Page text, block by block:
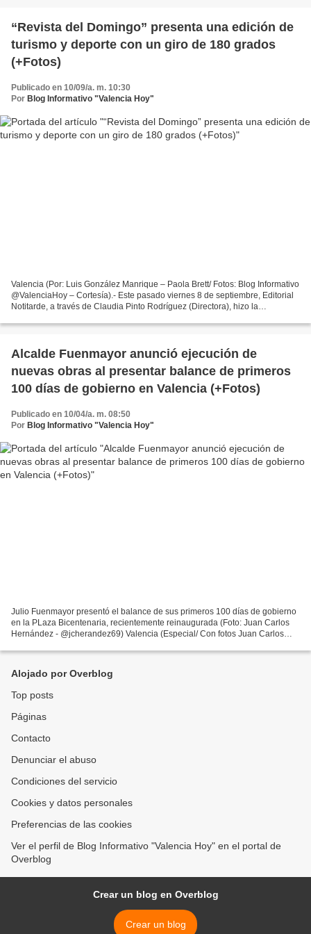
“Revista del Domingo” presenta una edición de
turismo y deporte con un giro de 180 grados
(+Fotos)
Publicado en 10/09/a. m. 10:30
Por Blog Informativo "Valencia Hoy"
Valencia (Por: Luis González Manrique – Paola Brett/ Fotos: Blog Informativo
@ValenciaHoy – Cortesía).- Este pasado viernes 8 de septiembre, Editorial
Notitarde, a través de Claudia Pinto Rodríguez (Directora), hizo la
Alcalde Fuenmayor anunció ejecución de
nuevas obras al presentar balance de primeros
100 días de gobierno en Valencia (+Fotos)
Publicado en 10/04/a. m. 08:50
Por Blog Informativo "Valencia Hoy"
Julio Fuenmayor presentó el balance de sus primeros 100 días de gobierno
en la PLaza Bicentenaria, recientemente reinaugurada (Foto: Juan Carlos
Hernández - @jcherandez69) Valencia (Especial/ Con fotos Juan Carlos
Alojado por Overblog
Top posts
Páginas
Contacto
Denunciar el abuso
Condiciones del servicio
Cookies y datos personales
Preferencias de las cookies
Ver el perfil de Blog Informativo "Valencia Hoy" en el portal de
Overblog
Crear un blog en Overblog
Crear un blog